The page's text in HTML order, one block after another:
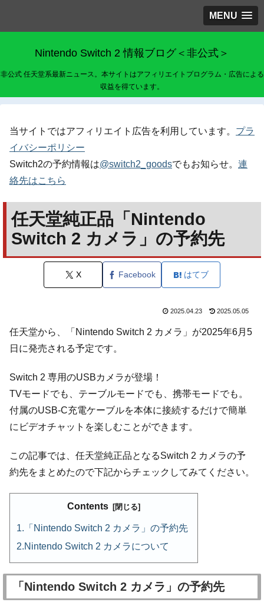
MENU
Nintendo Switch 2 情報ブログ＜非公式＞
非公式 任天堂系最新ニュース。本サイトはアフィリエイトプログラム・広告による
収益を得ています。
当サイトではアフィリエイト広告を利用しています。 プラ
イバシーポリシー
Switch2の予約情報は@switch2_goodsでもお知らせ。 連
絡先はこちら
任天堂純正品「Nintendo
Switch 2 カメラ」の予約先
X Facebook はてブ
2025.04.23 2025.05.05
任天堂から、「Nintendo Switch 2 カメラ」が2025年6月5
日に発売される予定です。
Switch 2 専用のUSBカメラが登場！
TVモードでも、テーブルモードでも、携帯モードでも。
付属のUSB-C充電ケーブルを本体に接続するだけで簡単
にビデオチャットを楽しむことができます。
この記事では、任天堂純正品となるSwitch 2 カメラの予
約先をまとめたので下記からチェックしてみてください。
Contents
「Nintendo Switch 2 カメラ」の予約先
Nintendo Switch 2 カメラについて
「Nintendo Switch 2 カメラ」の予約先